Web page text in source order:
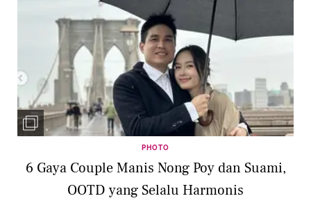
PHOTO
6 Gaya Couple Manis Nong Poy dan Suami,
OOTD yang Selalu Harmonis